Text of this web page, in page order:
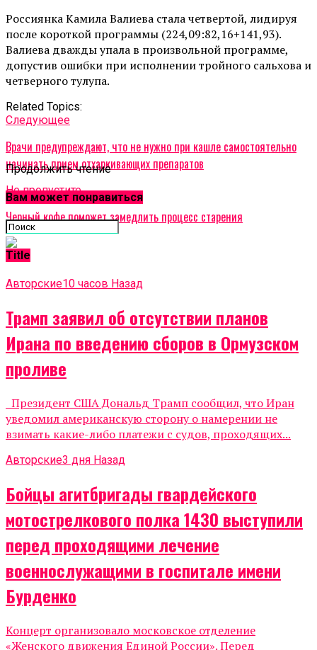
Россиянка Камила Валиева стала четвертой, лидируя
после короткой программы (224,09:82,16+141,93).
Валиева дважды упала в произвольной программе,
допустив ошибки при исполнении тройного сальхова и
четверного тулупа.
Related Topics:
Cледующее
Врачи предупреждают, что не нужно при кашле самостоятельно
начинать прием отхаркивающих препаратов
Не пропустите
Черный кофе поможет замедлить процесс старения
Продолжить чтение
Вам может понравиться
Title
Авторские10 часов Назад
Трамп заявил об отсутствии планов
Ирана по введению сборов в Ормузском
проливе
Президент США Дональд Трамп сообщил, что Иран
уведомил американскую сторону о намерении не
взимать какие-либо платежи с судов, проходящих...
Авторские3 дня Назад
Бойцы агитбригады гвардейского
мотострелкового полка 1430 выступили
перед проходящими лечение
военнослужащими в госпитале имени
Бурденко
Концерт организовало московское отделение
«Женского движения Единой России». Перед